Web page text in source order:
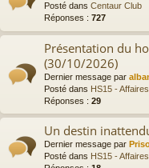
Posté dans Centaur Club
Réponses : 727
Présentation du
(30/10/2026)
Dernier message par
Posté dans HS15 -
Réponses : 29
Un destin
Dernier message par
Posté dans HS15 -